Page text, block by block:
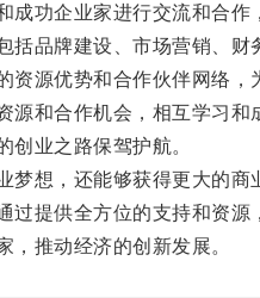
功企业家进行交流和合作
牌建设、市场营销、财
优势和合作伙伴网络，
和合作机会，相互学习和
业之路保驾护航。
想，还能够获得更大的商
提供全方位的支持和资源
推动经济的创新发展。